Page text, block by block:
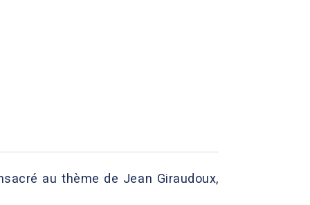
au thème de Jean Giraudoux,